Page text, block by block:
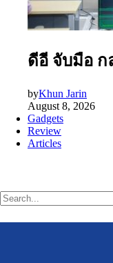
ดีอี จับมือ ก
byKhun Jarin
August 8, 2026
Gadgets
Review
Articles